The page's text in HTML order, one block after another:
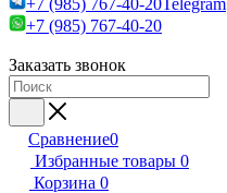
+7 (985) 767-40-20Telegram
+7 (985) 767-40-20
Заказать звонок
Сравнение0
Избранные товары 0
Корзина 0